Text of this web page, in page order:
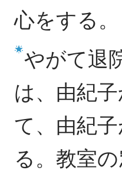
心をする。
やがて退
は、由紀
て、由紀
る。教室